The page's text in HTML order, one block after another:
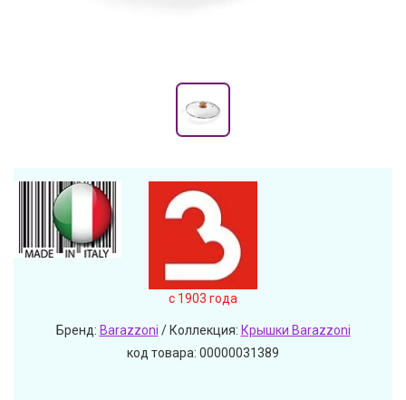
c 1903 года
Бренд: Barazzoni / Коллекция: Крышки Barazzoni
код товара: 00000031389